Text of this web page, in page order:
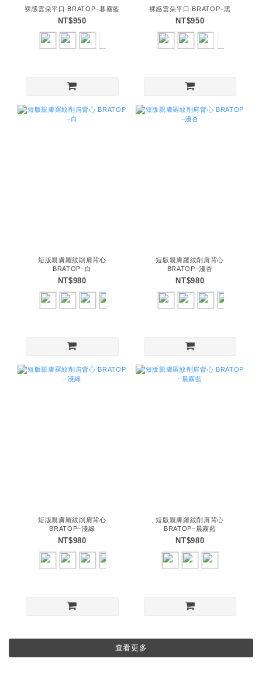
裸感雲朵平口 BRATOP–暮霧藍
NT$950
裸感雲朵平口 BRATOP–黑
NT$950
短版親膚羅紋削肩背心
BRATOP–白
NT$980
短版親膚羅紋削肩背心
BRATOP–淺杏
NT$980
短版親膚羅紋削肩背心
BRATOP–淺綠
NT$980
短版親膚羅紋削肩背心
BRATOP–晨霧藍
NT$980
查看更多